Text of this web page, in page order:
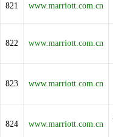
821 www.marriott.com.cn
822 www.marriott.com.cn
823 www.marriott.com.cn
824 www.marriott.com.cn